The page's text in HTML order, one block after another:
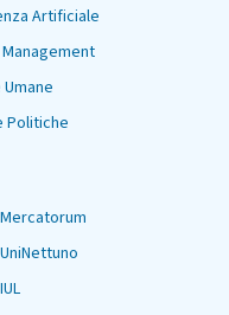
Artificiale
Politiche